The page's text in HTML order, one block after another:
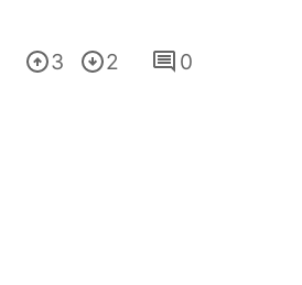
3 2 0